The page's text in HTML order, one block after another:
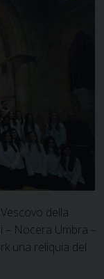
della
– Nocera Umbra –
una reliquia del